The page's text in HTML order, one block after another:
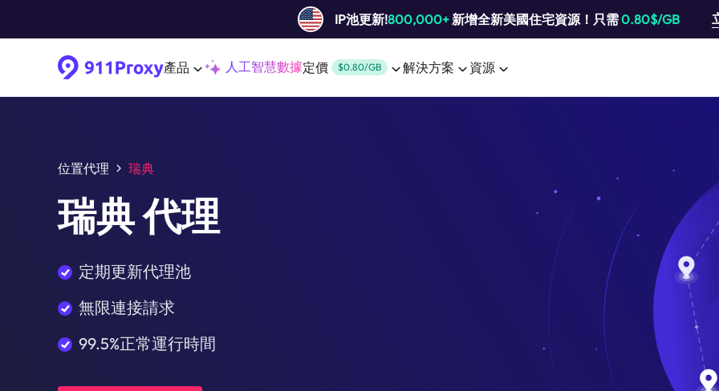
IP池更新!800,000+新增全新美國住宅資源！只需0.80$/GB
產品 人工智慧數據定價 $0.80/GB 解決方案 資源
位置代理 瑞典
瑞典 代理
定期更新代理池
無限連接請求
99.5%正常運行時間